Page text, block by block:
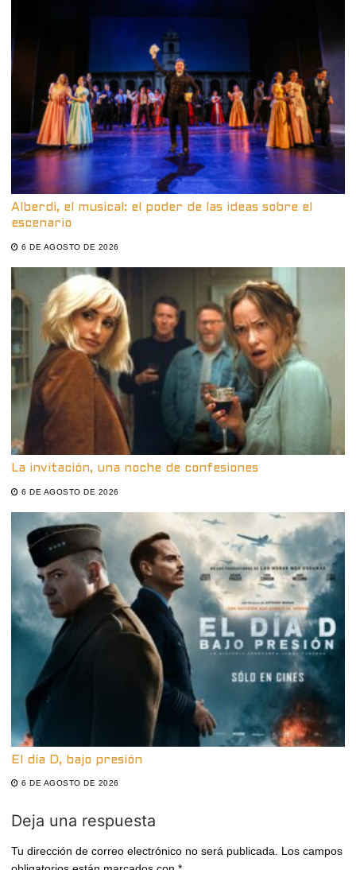
Alberdi, el musical: el poder de las ideas sobre el
escenario
6 DE AGOSTO DE 2026
La invitación, una noche de confesiones
6 DE AGOSTO DE 2026
El día D, bajo presión
6 DE AGOSTO DE 2026
Deja una respuesta
Tu dirección de correo electrónico no será publicada.
Los campos